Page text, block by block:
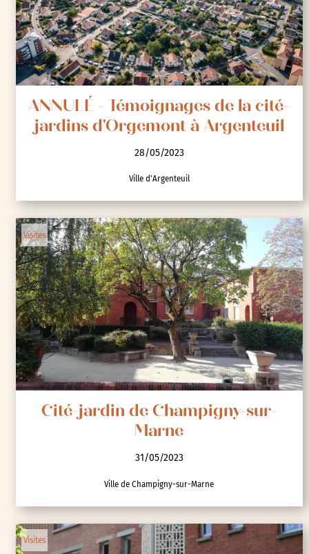
ANNULÉ - Témoignages de la cité-
jardins d'Orgemont à Argenteuil
28/05/2023
Ville d'Argenteuil
Visites
Cité-jardin de Champigny-sur-
Marne
31/05/2023
Ville de Champigny-sur-Marne
Visites